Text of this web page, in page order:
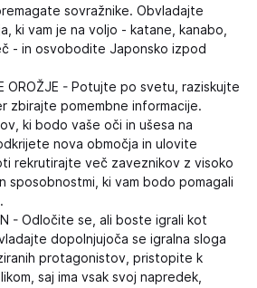
sovražnike. Obvladajte
ki vam je na voljo - katane, kanabo,
- in osvobodite Japonsko izpod
OROŽJE - Potujte po svetu, raziskujte
zbirajte pomembne informacije.
ki bodo vaše oči in ušesa na
nova območja in ulovite
rekrutirajte več zaveznikov z visoko
sposobnostmi, ki vam bodo pomagali
- Odločite se, ali boste igrali kot
dopolnjujoča se igralna sloga
protagonistov, pristopite k
saj ima vsak svoj napredek,